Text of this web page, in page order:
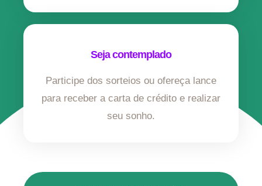
Seja contemplado
Participe dos sorteios ou ofereça lance
para receber a carta de crédito e realizar
seu sonho.